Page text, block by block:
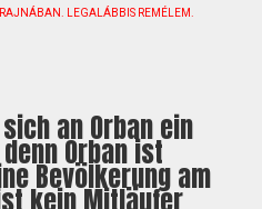
LEGALÁBBIS REMÉLEM.
an Orban ein
Orban ist
Bevölkerung am